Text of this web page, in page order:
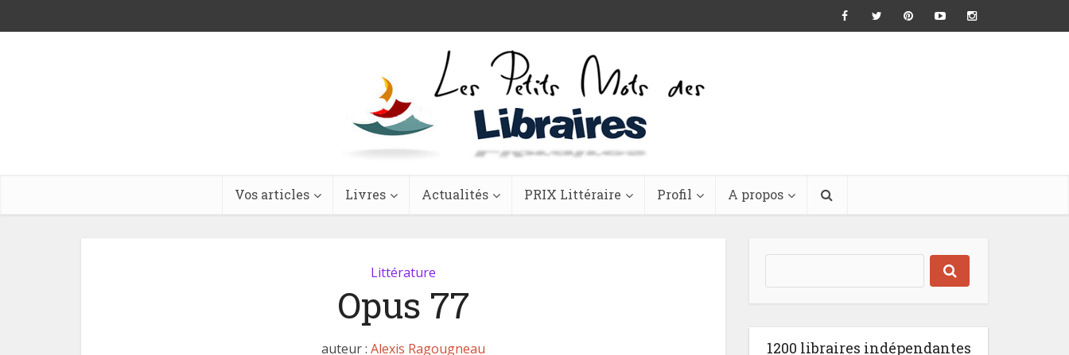
Vos articles Livres Actualités PRIX Littéraire Profil A propos
Littérature
Opus 77
auteur : Alexis Ragougneau 1200 libraires indépendantes